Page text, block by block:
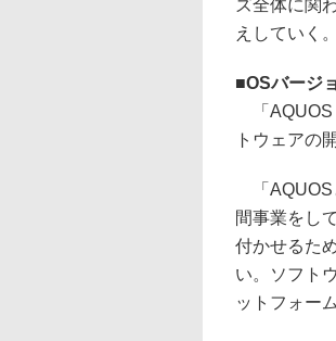
ズ全体に関
えしていく。
OSバージ
「AQUOS
トウェアの
「AQUOS
間事業をし
付かせるた
い。ソフト
ットフォー